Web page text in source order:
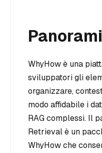
WhyHow è una
sviluppatori gli
organizzare,
modo affidabile i
RAG complessi. Il
Retrieval è un
WhyHow che